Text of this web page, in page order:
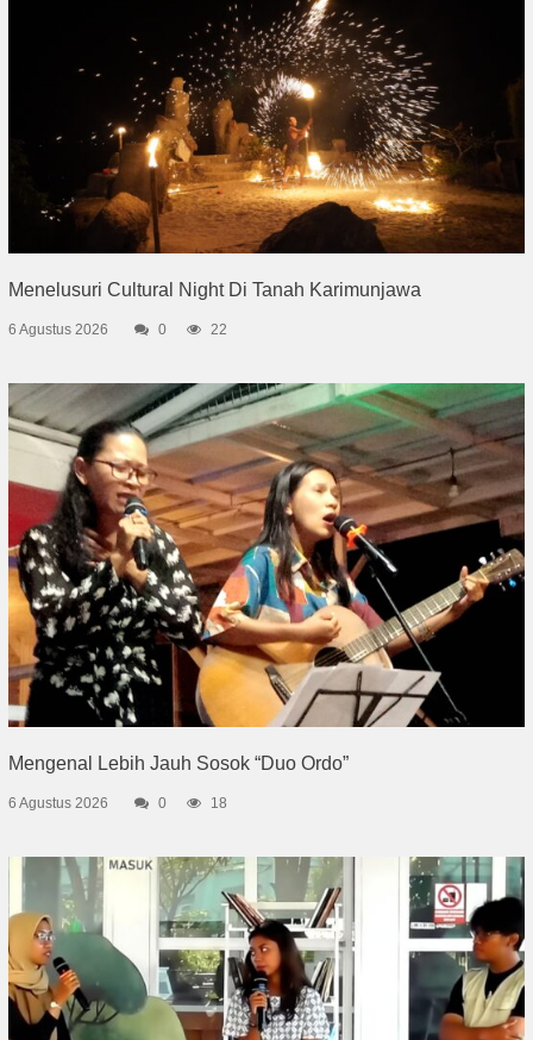
Menelusuri Cultural Night Di Tanah Karimunjawa
6 Agustus 2026 0 22
Mengenal Lebih Jauh Sosok “Duo Ordo”
6 Agustus 2026 0 18